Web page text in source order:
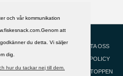
och vår kommunikation
att
du detta. Vi säljer
dig.
hur du tackar nej till dem.
HJÄLP
KONTAKTA OSS
COOKIEPOLICY
GÅ TILL TOPPEN